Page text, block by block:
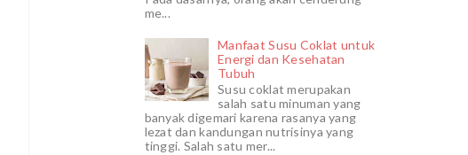
me...
Manfaat Susu Coklat untuk
Energi dan Kesehatan
Tubuh
Susu coklat merupakan
salah satu minuman yang
banyak digemari karena rasanya yang
lezat dan kandungan nutrisinya yang
tinggi. Salah satu mer...